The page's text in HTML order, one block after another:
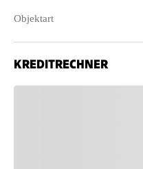
Objektart
KREDITRECHNER